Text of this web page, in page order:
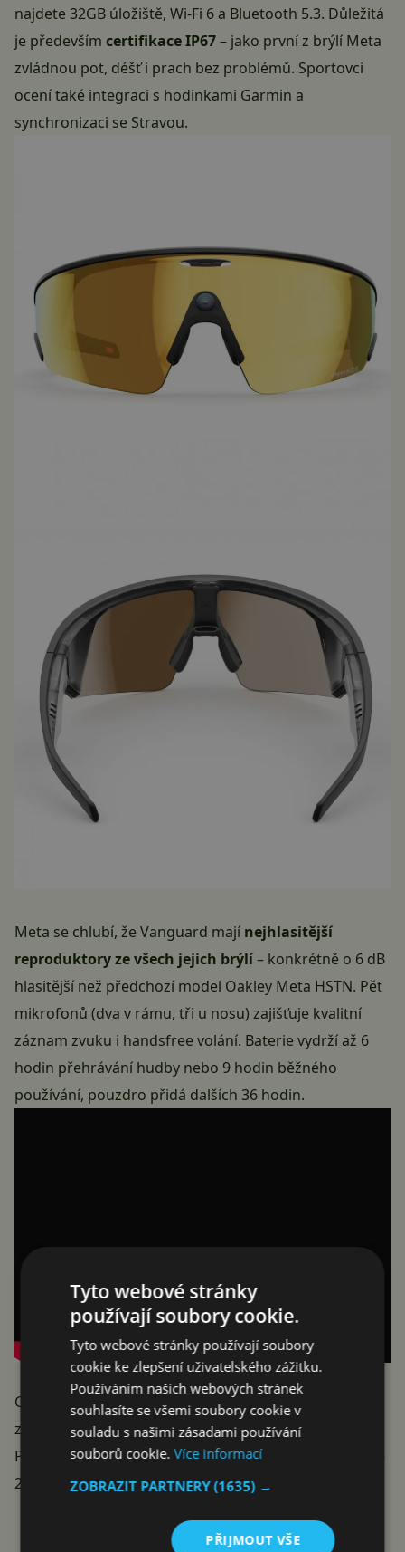
najdete 32GB úložiště, Wi-Fi 6 a Bluetooth 5.3. Důležitá
je především certifikace IP67– jako první z brýlí Meta
zvládnou pot, déšť i prach bez problémů. Sportovci
ocení také integraci s hodinkami Garmin a
synchronizaci se Stravou.
Meta se chlubí, že Vanguard mají nejhlasitější
reproduktory ze všech jejich brýlí– konkrétně o 6 dB
hlasitější než předchozí model Oakley Meta HSTN. Pět
mikrofonů (dva v rámu, tři u nosu) zajišťuje kvalitní
záznam zvuku i handsfree volání. Baterie vydrží až 6
hodin přehrávání hudby nebo 9 hodin běžného
používání, pouzdro přidá dalších 36 hodin.
Cena 549 eur (asi 13 400 korun) není zrovna lidová, ale
za odolnost a sportovní design se zkrátka platí.
Předobjednávky startují okamžitě, běžný prodej začne
21. října.
Tyto webové stránky
používají soubory cookie.
Tyto webové stránky používají soubory
cookie ke zlepšení uživatelského zážitku.
Používáním našich webových stránek
souhlasíte se všemi soubory cookie v
souladu s našimi zásadami používání
souborů cookie.Více informací
ZOBRAZIT PARTNERY(1635) →
PŘIJMOUT VŠE